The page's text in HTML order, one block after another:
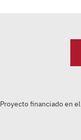
Proyecto financiado en